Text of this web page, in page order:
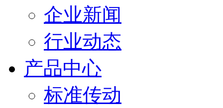
企业新闻
行业动态
产品中心
标准传动